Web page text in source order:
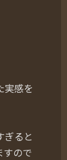
実感を
ぎると
すので